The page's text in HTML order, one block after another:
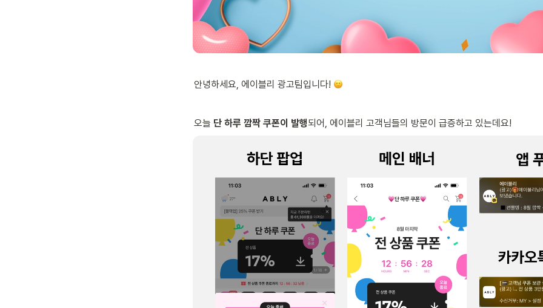
안녕하세요, 에이블리 광고팀입니다!
오늘 단 하루 깜짝 쿠폰이 발행되어, 에이블리 고객님들의 방문이 급증하고 있는데요!